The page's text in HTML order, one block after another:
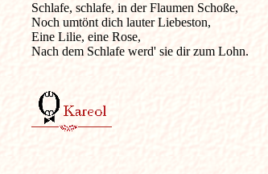
Schlafe, schlafe, in der Flaumen Schoße,
Noch umtönt dich lauter Liebeston,
Eine Lilie, eine Rose,
Nach dem Schlafe werd' sie dir zum Lohn.